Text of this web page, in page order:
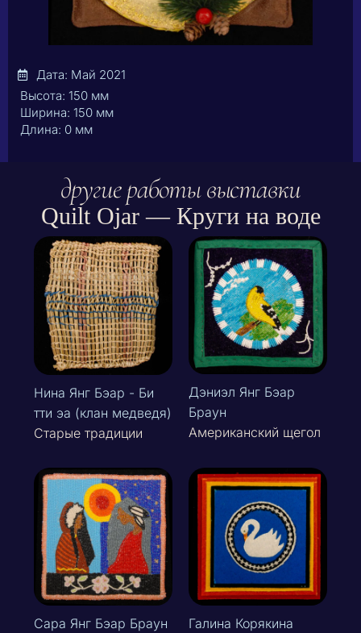
Дата: Май 2021
Высота: 150 мм
Ширина: 150 мм
Длина: 0 мм
другие работы выставки
Quilt Ojar — Круги на воде
Нина Янг Бэар - Би
тти эа (клан медведя)
Старые традиции
Дэниэл Янг Бэар
Браун
Американский щегол
Сара Янг Бэар Браун
Галина Корякина